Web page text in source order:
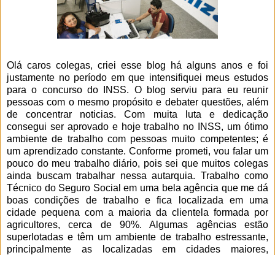
Olá caros colegas, criei esse blog há alguns anos e foi
justamente no período em que intensifiquei meus estudos
para o concurso do INSS. O blog serviu para eu reunir
pessoas com o mesmo propósito e debater questões, além
de concentrar noticias. Com muita luta e dedicação
consegui ser aprovado e hoje trabalho no INSS, um ótimo
ambiente de trabalho com pessoas muito competentes; é
um aprendizado constante. Conforme prometi, vou falar um
pouco do meu trabalho diário, pois sei que muitos colegas
ainda buscam trabalhar nessa autarquia. Trabalho como
Técnico do Seguro Social em uma bela agência que me dá
boas condições de trabalho e fica localizada em uma
cidade pequena com a maioria da clientela formada por
agricultores, cerca de 90%. Algumas agências estão
superlotadas e têm um ambiente de trabalho estressante,
principalmente as localizadas em cidades maiores,